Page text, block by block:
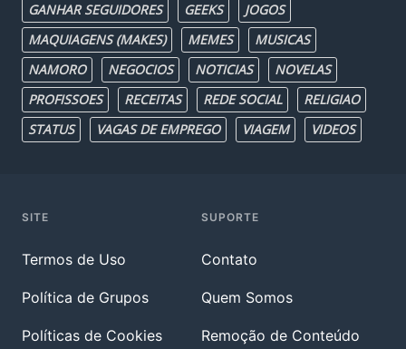
GANHAR SEGUIDORES
GEEKS
JOGOS
MAQUIAGENS (MAKES)
MEMES
MUSICAS
NAMORO
NEGOCIOS NOTICIAS
NOVELAS
PROFISSOES
RECEITAS REDE SOCIAL
RELIGIAO
STATUS
VAGAS DE EMPREGO VIAGEM VIDEOS
SITE
Termos de Uso
Política de Grupos
Políticas de Cookies
SUPORTE
Contato
Quem Somos
Remoção de Conteúdo